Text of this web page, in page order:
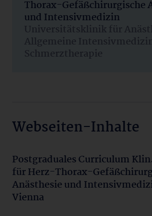
Thorax-Gefäßchirurgische
und Intensivmedizin
Universitätsklinik für
Allgemeine
Schmerztherapie
Webseiten-Inhalte
Postgraduales Curriculum
für Herz-Thorax-
Anästhesie und
Vienna